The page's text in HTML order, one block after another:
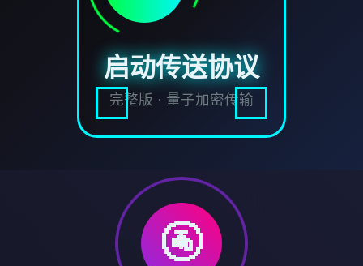
启动传送协议
完整版 · 量子加密传输
🚰